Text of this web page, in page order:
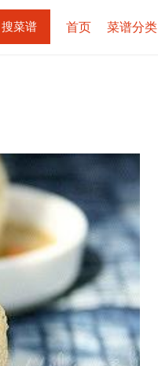
首页 菜谱分类